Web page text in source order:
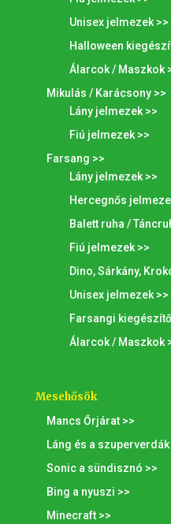
Unisex jelmezek >>
Halloween
Álarcok / Maszkok
Mikulás / Karácsony >>
Lány jelmezek >>
Fiú jelmezek >>
Farsang >>
Lány jelmezek >>
Hercegnős
Balett ruha /
Fiú jelmezek >>
Dino, Sárkány,
Unisex jelmezek >>
Farsangi
Álarcok / Maszkok
Mesehősök
Mancs Őrjárat >>
Láng és a
Sonic a sündisznó >>
Bing a nyuszi >>
Minecraft >>